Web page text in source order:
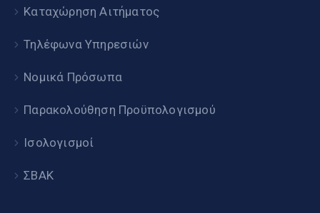
Καταχώρηση Αιτήματος
Τηλέφωνα Υπηρεσιών
Νομικά Πρόσωπα
Παρακολούθηση Προϋπολογισμού
Ισολογισμοί
ΣΒΑΚ